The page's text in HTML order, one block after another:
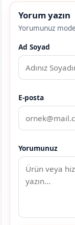
Yorum yazın
Yorumunuz
Ad Soyad
E-posta
Yorumunuz